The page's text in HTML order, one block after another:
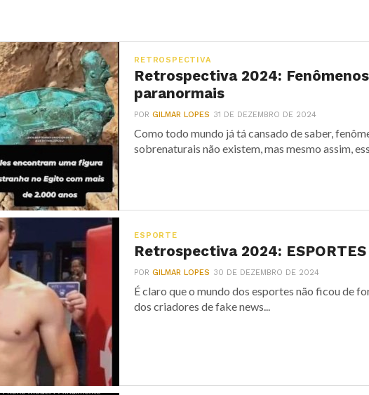
RETROSPECTIVA
Retrospectiva 2024: Fenômenos
paranormais
PORGILMAR LOPES 31 DE DEZEMBRO DE 2024
Como todo mundo já tá cansado de saber,
sobrenaturais não existem, mas mesmo assim,
ESPORTE
Retrospectiva 2024: ESPORTES
PORGILMAR LOPES 30 DE DEZEMBRO DE 2024
É claro que o mundo dos esportes não ficou de
dos criadores de fake news...